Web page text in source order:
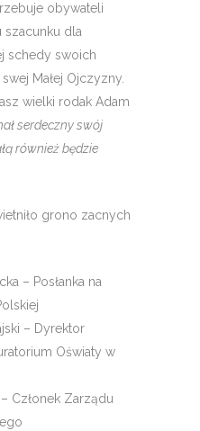
obywateli
dla
schedy swoich
Małej Ojczyzny.
wielki rodak Adam
serdeczny swój
również będzie
grono zacnych
– Posłanka na
– Dyrektor
Oświaty w
Członek Zarządu